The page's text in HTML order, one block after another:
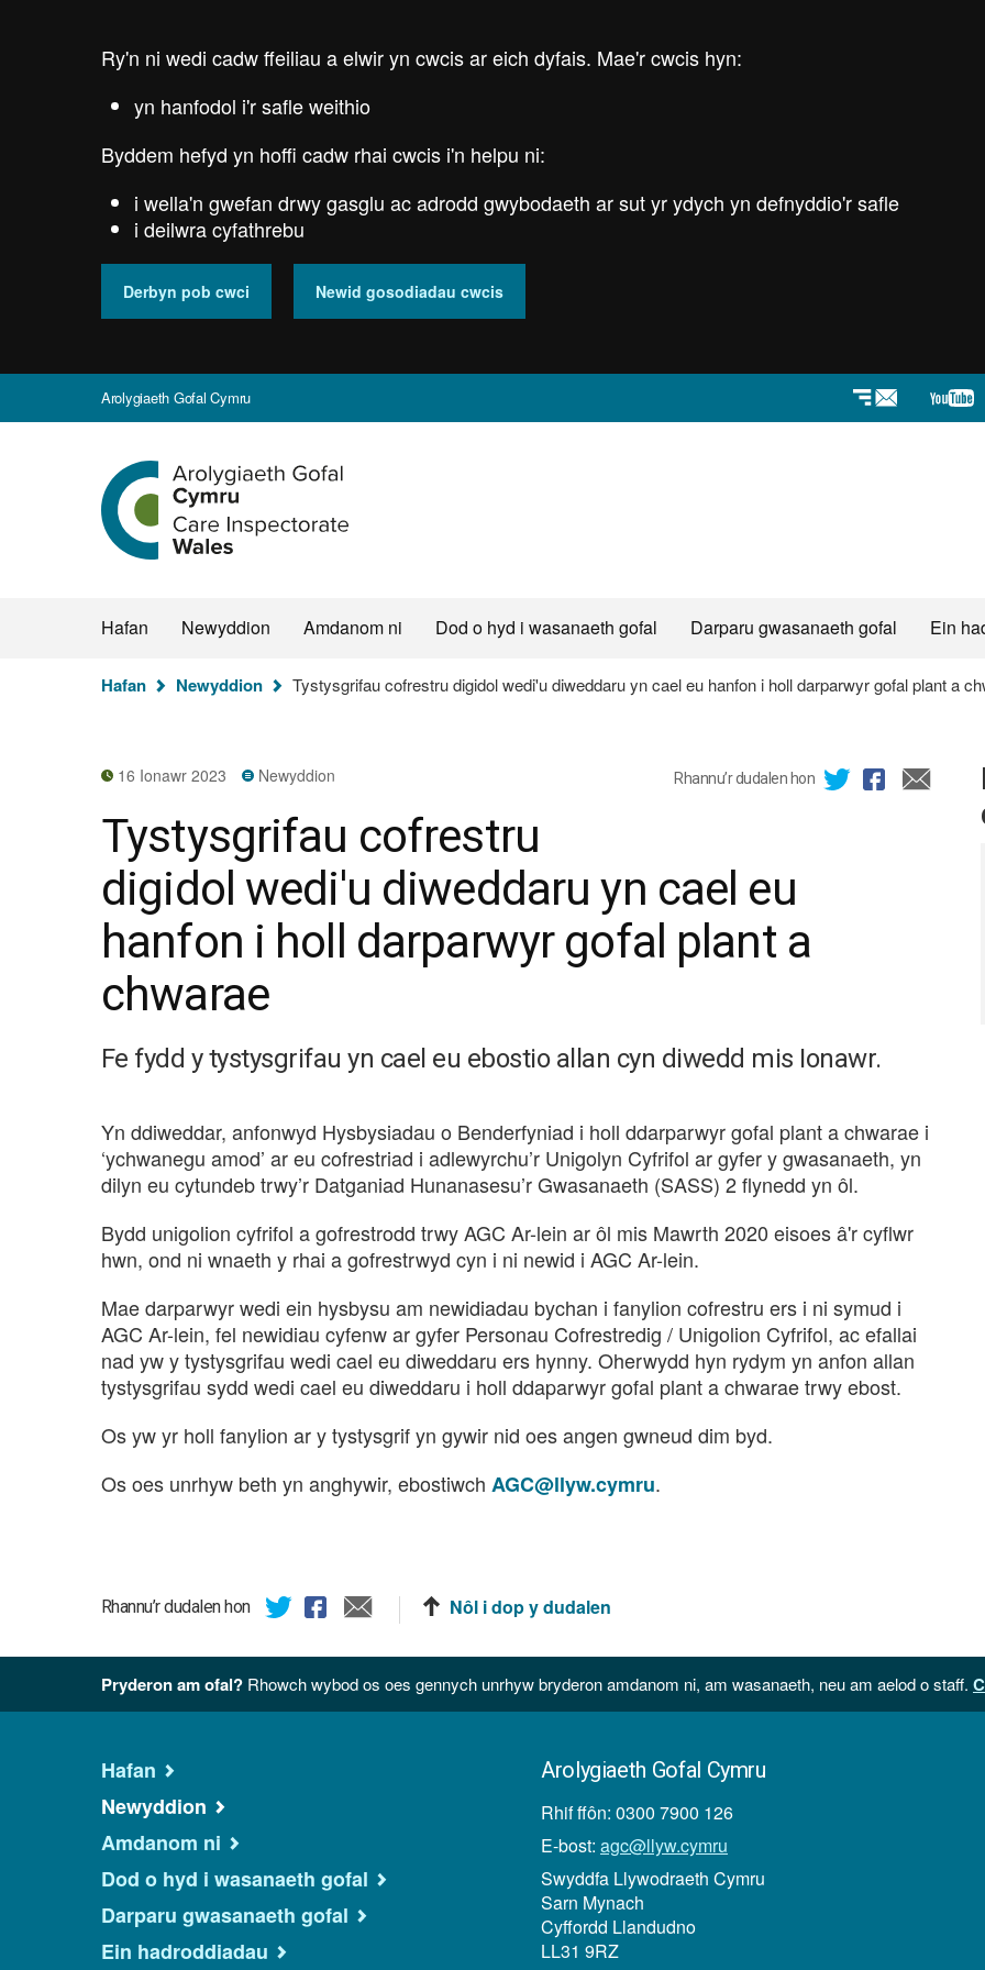
Ry'n ni wedi cadw ffeiliau a elwir yn cwcis ar eich dyfais. Mae'r cwcis hyn:
yn hanfodol i'r safle weithio
Byddem hefyd yn hoffi cadw rhai cwcis i'n helpu ni:
i wella'n gwefan drwy gasglu ac adrodd gwybodaeth ar sut yr ydych yn defnyddio'r safle
i deilwra cyfathrebu
Derbyn pob cwci Newid gosodiadau cwcis
Arolygiaeth Gofal Cymru Newyddlenni
Ewch
i
hafan
Arolygiaeth
Gofal
Hafan Newyddion Amdanom ni Dod o hyd i wasanaeth gofal Darparu gwasanaeth gofal Ein
Rydych
Hafan Newyddion Tystysgrifau cofrestru digidol wedi'u diweddaru yn cael eu hanfon i holl darparwyr gofal plant a
Rhannu’r dudalen hon
16 Ionawr 2023 Newyddion
Tystysgrifau cofrestru
digidol wedi'u diweddaru yn cael eu
hanfon i holl darparwyr gofal plant a
chwarae
Fe fydd y tystysgrifau yn cael eu ebostio allan cyn diwedd mis Ionawr.
Yn ddiweddar, anfonwyd Hysbysiadau o Benderfyniad i holl ddarparwyr gofal plant a chwarae i
‘ychwanegu amod’ ar eu cofrestriad i adlewyrchu’r Unigolyn Cyfrifol ar gyfer y gwasanaeth, yn
dilyn eu cytundeb trwy’r Datganiad Hunanasesu’r Gwasanaeth (SASS) 2 flynedd yn ôl.
Bydd unigolion cyfrifol a gofrestrodd trwy AGC Ar-lein ar ôl mis Mawrth 2020 eisoes â'r cyflwr
hwn, ond ni wnaeth y rhai a gofrestrwyd cyn i ni newid i AGC Ar-lein.
Mae darparwyr wedi ein hysbysu am newidiadau bychan i fanylion cofrestru ers i ni symud i
AGC Ar-lein, fel newidiau cyfenw ar gyfer Personau Cofrestredig / Unigolion Cyfrifol, ac efallai
nad yw y tystysgrifau wedi cael eu diweddaru ers hynny. Oherwydd hyn rydym yn anfon allan
tystysgrifau sydd wedi cael eu diweddaru i holl ddaparwyr gofal plant a chwarae trwy ebost.
Os yw yr holl fanylion ar y tystysgrif yn gywir nid oes angen gwneud dim byd.
Os oes unrhyw beth yn anghywir, ebostiwch AGC@llyw.cymru.
Rhannu’r dudalen hon Nôl i dop y dudalen
Pryderon am ofal? Rhowch wybod os oes gennych unrhyw bryderon amdanom ni, am wasanaeth, neu am aelod o staff.
Hafan
Newyddion
Amdanom ni
Dod o hyd i wasanaeth gofal
Darparu gwasanaeth gofal
Ein hadroddiadau
Arolygiaeth Gofal Cymru
Rhif ffôn: 0300 7900 126
E-bost: agc@llyw.cymru
Swyddfa Llywodraeth Cymru
Sarn Mynach
Cyffordd Llandudno
LL31 9RZ